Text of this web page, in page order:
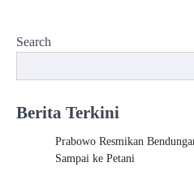
Search
Berita Terkini
Prabowo Resmikan
Sampai ke Petani